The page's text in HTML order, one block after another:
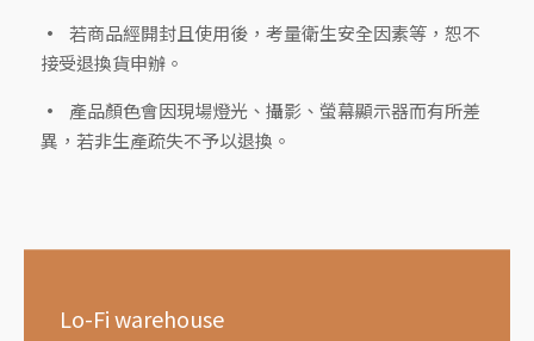
若商品經開封且使用後，考量衛生安全因素等，恕不
接受退換貨申辦。
產品顏色會因現場燈光、攝影、螢幕顯示器而有所差
異，若非生產疏失不予以退換。
Lo-Fi warehouse